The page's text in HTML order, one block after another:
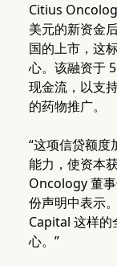
Citius
美元的新资金
国的上市，这
心。该融资于
现金流，以支
的药物推广。
“这项信贷额度
能力，使资本
Oncology 董
份声明中表示
Capital 这样的
心。”